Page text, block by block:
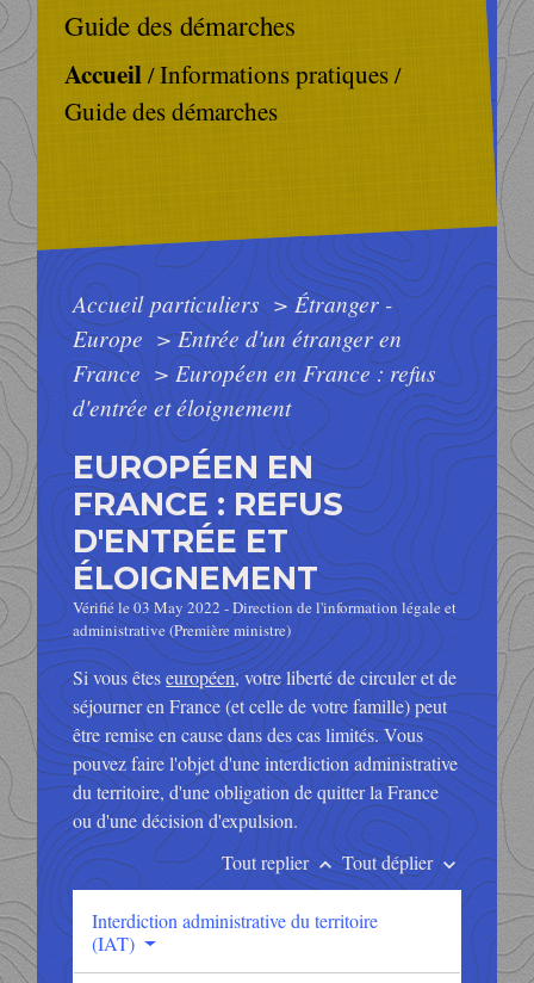
Guide des démarches
Accueil/Informations pratiques/
Guide des démarches
Accueil particuliers >Étranger -
Europe >Entrée d'un étranger en
France> Européen en France : refus
d'entrée et éloignement
EUROPÉEN EN
FRANCE : REFUS
D'ENTRÉE ET
ÉLOIGNEMENT
Vérifié le 03 May 2022 - Direction de l'information légale et
administrative (Première ministre)
Si vous êteseuropéen, votre liberté de circuler et de
séjourner en France (et celle de votre famille) peut
être remise en cause dans des cas limités. Vous
pouvez faire l'objet d'une interdiction administrative
du territoire, d'une obligation de quitter la France
ou d'une décision d'expulsion.
Tout replierkeyboard_arrow_up Tout déplierkeyboard_arrow_down
Interdiction administrative du territoire
(IAT)